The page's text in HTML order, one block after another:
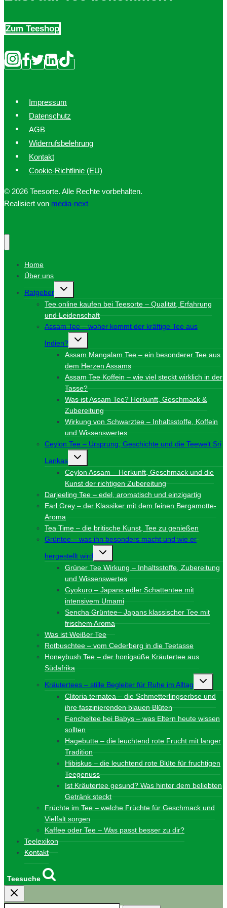
Zum Teeshop
Impressum
Datenschutz
AGB
Widerrufsbelehrung
Kontakt
Cookie-Richtlinie (EU)
© 2026 Teesorte. Alle Rechte vorbehalten.
Realisiert von media-next
Home
Über uns
Ratgeber
Untermenü
Tee online kaufen bei Teesorte – Qualität, Erfahrung
und Leidenschaft
Assam Tee – woher kommt der kräftige Tee aus
Indien?
Untermenü
Assam Mangalam Tee – ein besonderer Tee aus
dem Herzen Assams
Assam Tee Koffein – wie viel steckt wirklich in der
Tasse?
Was ist Assam Tee? Herkunft, Geschmack &
Zubereitung
Wirkung von Schwarztee – Inhaltsstoffe, Koffein
und Wissenswertes
Ceylon Tee – Ursprung, Geschichte und die Teewelt Sri
Lankas
Untermenü
Ceylon Assam – Herkunft, Geschmack und die
Kunst der richtigen Zubereitung
Darjeeling Tee – edel, aromatisch und einzigartig
Earl Grey – der Klassiker mit dem feinen Bergamotte-
Aroma
Tea Time – die britische Kunst, Tee zu genießen
Grüntee – was ihn besonders macht und wie er
hergestellt wird
Untermenü
Grüner Tee Wirkung – Inhaltsstoffe, Zubereitung
und Wissenswertes
Gyokuro – Japans edler Schattentee mit
intensivem Umami
Sencha Grüntee– Japans klassischer Tee mit
frischem Aroma
Was ist Weißer Tee
Rotbuschtee – vom Cederberg in die Teetasse
Honeybush Tee – der honigsüße Kräutertee aus
Südafrika
Kräutertees – stille Begleiter für Ruhe im Alltag
Clitoria ternatea – die Schmetterlingserbse und
ihre faszinierenden blauen Blüten
Fencheltee bei Babys – was Eltern heute wissen
sollten
Hagebutte – die leuchtend rote Frucht mit langer
Tradition
Hibiskus – die leuchtend rote Blüte für fruchtigen
Teegenuss
Ist Kräutertee gesund? Was hinter dem beliebten
Getränk steckt
Früchte im Tee – welche Früchte für Geschmack und
Vielfalt sorgen
Kaffee oder Tee – Was passt besser zu dir?
Teelexikon
Kontakt
Teesuche